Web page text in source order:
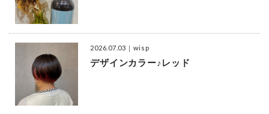
2026.07.03 ｜wisp
デザインカラー♪レッド